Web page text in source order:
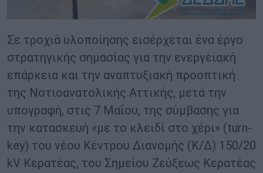
Σε τροχιά υλοποίησης εισέρχεται ένα έργο
στρατηγικής σημασίας για την ενεργειακή
επάρκεια και την αναπτυξιακή προοπτική
της Νοτιοανατολικής Αττικής, μετά την
υπογραφή, στις 7 Μαΐου, της σύμβασης για
την κατασκευή «με το κλειδί στο χέρι» (turn-
key) του νέου Κέντρου Διανομής (Κ/Δ) 150/20
kV Κερατέας, του Σημείου Ζεύξεως Κερατέας